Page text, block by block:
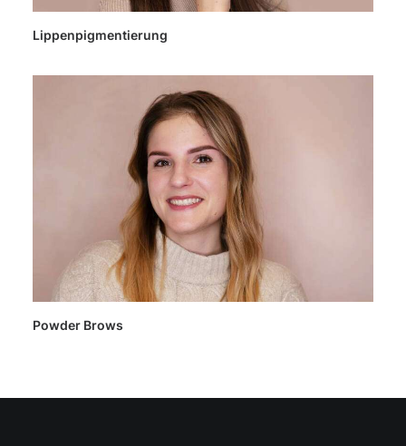
Lippenpigmentierung
Powder Brows